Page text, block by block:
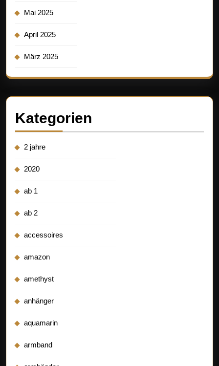
Mai 2025
April 2025
März 2025
Kategorien
2 jahre
2020
ab 1
ab 2
accessoires
amazon
amethyst
anhänger
aquamarin
armband